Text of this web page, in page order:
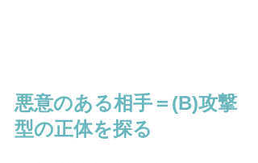
悪意のある相手＝(B)攻撃
型の正体を探る